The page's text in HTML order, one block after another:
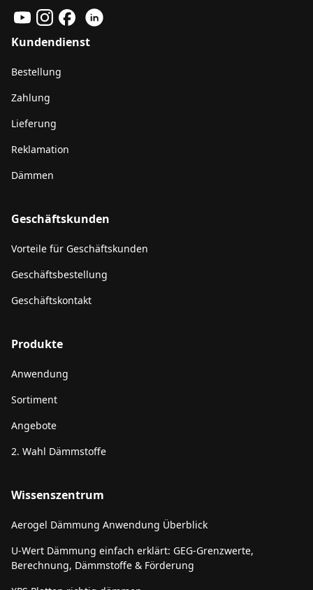
Kundendienst
Bestellung
Zahlung
Lieferung
Reklamation
Dämmen
Geschäftskunden
Vorteile für Geschäftskunden
Geschäftsbestellung
Geschäftskontakt
Produkte
Anwendung
Sortiment
Angebote
2. Wahl Dämmstoffe
Wissenszentrum
Aerogel Dämmung Anwendung Überblick
U-Wert Dämmung einfach erklärt: GEG-Grenzwerte,
Berechnung, Dämmstoffe & Förderung